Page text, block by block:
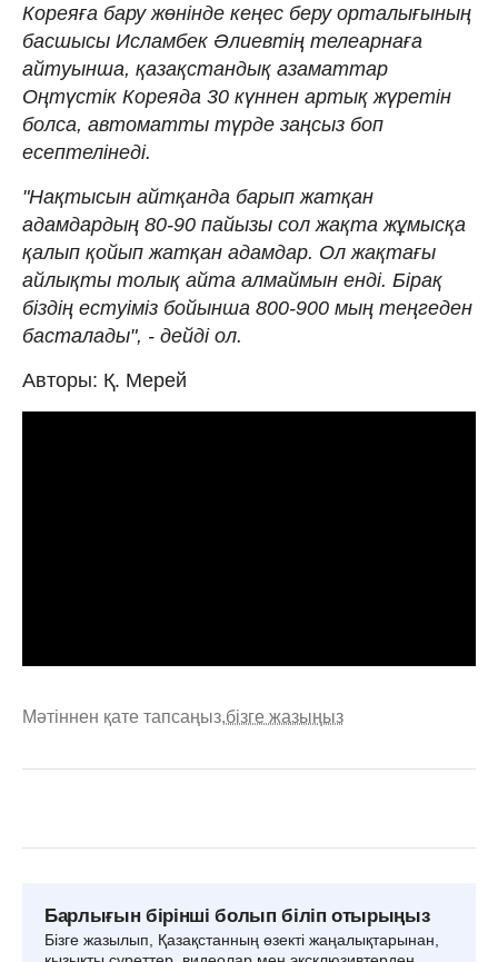
Кореяға бару жөнінде кеңес беру орталығының
басшысы Исламбек Әлиевтің телеарнаға
айтуынша, қазақстандық азаматтар
Оңтүстік Кореяда 30 күннен артық жүретін
болса, автоматты түрде заңсыз боп
есептелінеді.
"Нақтысын айтқанда барып жатқан
адамдардың 80-90 пайызы сол жақта жұмысқа
қалып қойып жатқан адамдар. Ол жақтағы
айлықты толық айта алмаймын енді. Бірақ
біздің естуіміз бойынша 800-900 мың теңгеден
басталады", - дейді ол.
Авторы: Қ. Мерей
Мәтіннен қате тапсаңыз,бізге жазыңыз
Барлығын бірінші болып біліп отырыңыз
Бізге жазылып, Қазақстанның өзекті жаңалықтарынан,